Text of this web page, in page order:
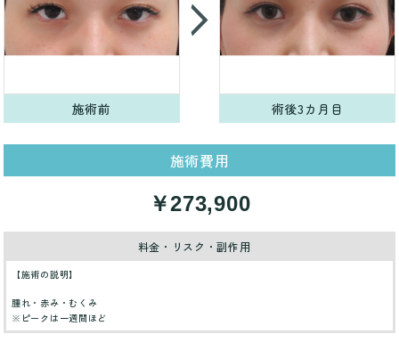
施術前 術後3カ月目
施術費用
￥273,900
料金・リスク・副作用
【施術の説明】
腫れ・赤み・むくみ
※ピークは一週間ほど